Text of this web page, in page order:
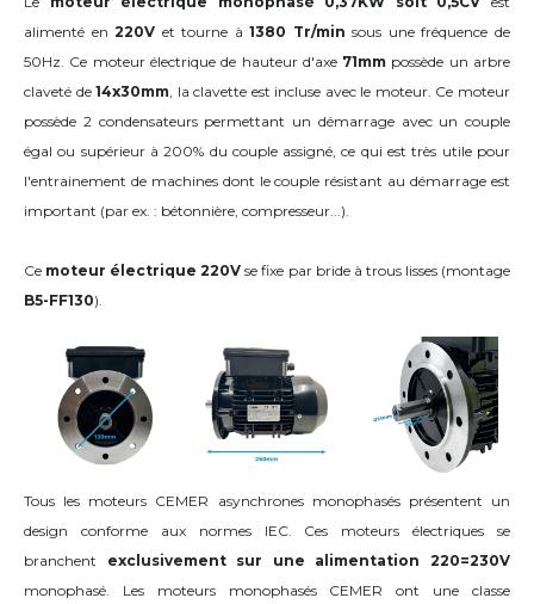
alimenté en220V et tourne à1380 Tr/min sous une fréquence de
50Hz. Ce moteur électrique de hauteur d'axe 71mm possède un arbre
claveté de14x30mm, la clavette est incluse avec le moteur. Ce moteur
possède 2 condensateurs permettant un démarrage avec un couple
égal ou supérieur à 200% du couple assigné, ce qui est très utile pour
l'entrainement de machines dont le couple résistant au démarrage est
important (par ex. : bétonnière, compresseur...).
Ce moteur électrique 220V se fixe par bride à trous lisses (montage
B5-FF130).
Tous les moteurs CEMER asynchrones monophasés présentent un
design conforme aux normes IEC. Ces moteurs électriques se
branchent exclusivement sur une alimentation 220=230V
monophasé. Les moteurs monophasés CEMER ont une classe